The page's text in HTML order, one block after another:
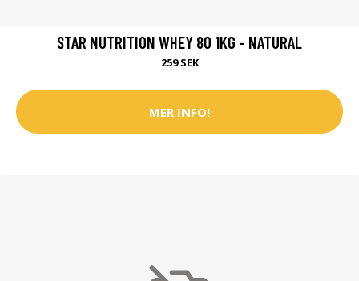
STAR NUTRITION WHEY 80 1KG - NATURAL
259 SEK
MER INFO!